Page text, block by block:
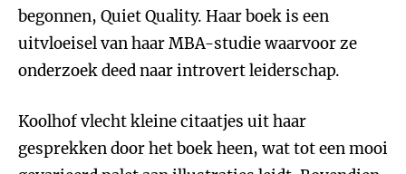
begonnen, Quiet Quality. Haar boek is een
uitvloeisel van haar MBA-studie waarvoor ze
onderzoek deed naar introvert leiderschap.
Koolhof vlecht kleine citaatjes uit haar
gesprekken door het boek heen, wat tot een mooi